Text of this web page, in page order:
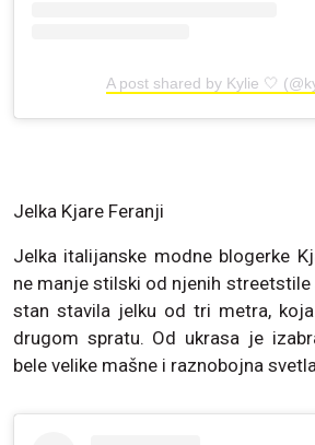
A post shared by Kylie 🤍
Jelka Kjare Feranji
Jelka italijanske modne blogerke
ne manje stilski od njenih streetstile
stan stavila jelku od tri metra,
drugom spratu. Od ukrasa je
bele velike mašne i raznobojna